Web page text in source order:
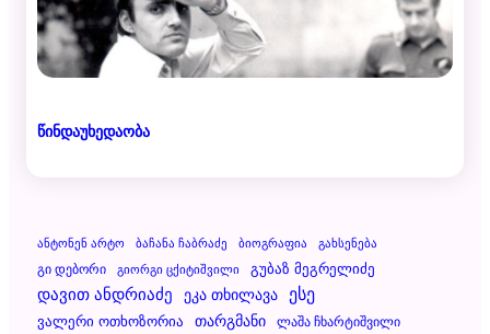
წინდაუხედაობა
Ანტონენ Არტო Ბაჩანა Ჩაბრაძე Ბიოგრაფია
Გახსენება
Გი Დებორი
Გიორგი Ცქიტიშვილი Გუბაზ Მეგრელიძე
Დავით Ანდრიაძე Ეკა Თხილავა Ესე
Ვალერი Ოთხოზორია Თარგმანი Ლაშა Ჩხარტიშვილი